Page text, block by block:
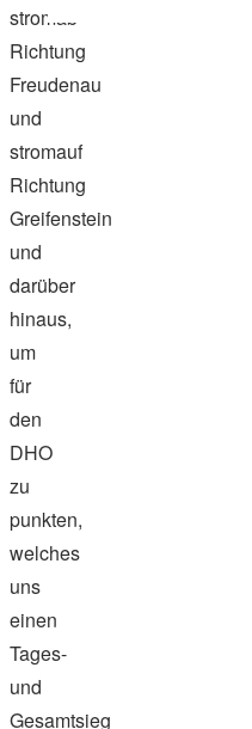
nach:
stromab
Richtung
Freudenau
und
stromauf
Richtung
Greifenstein
und
darüber
hinaus,
um
für
den
DHO
zu
punkten,
welches
uns
einen
Tages-
und
Gesamtsieg